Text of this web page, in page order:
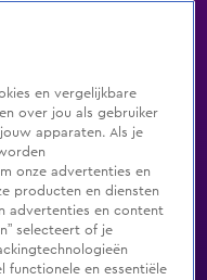
Genres
en vergelijkbare
over jou als gebruiker
apparaten. Als je
onze advertenties en
producten en diensten
advertenties en content
selecteert of je
functionele en essentiële